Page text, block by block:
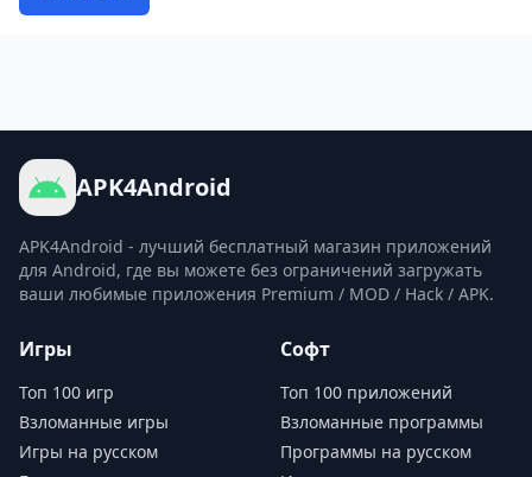
APK4Android
APK4Android - лучший бесплатный магазин приложений
для Android, где вы можете без ограничений загружать
ваши любимые приложения Premium / MOD / Hack / APK.
Игры
Топ 100 игр
Взломанные игры
Игры на русском
Софт
Топ 100 приложений
Взломанные программы
Программы на русском